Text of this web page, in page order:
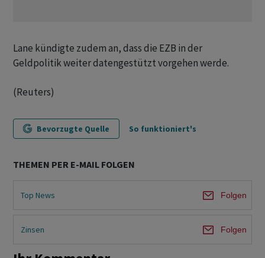
Lane kündigte zudem an, dass die EZB in der
Geldpolitik weiter datengestützt vorgehen werde.
(Reuters)
Bevorzugte Quelle So funktioniert's
THEMEN PER E-MAIL FOLGEN
Top News Folgen
Zinsen Folgen